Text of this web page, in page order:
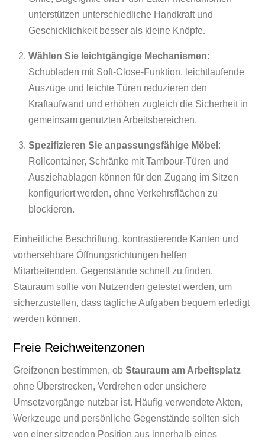
unterstützen unterschiedliche Handkraft und
Geschicklichkeit besser als kleine Knöpfe.
Wählen Sie leichtgängige Mechanismen:
Schubladen mit Soft-Close-Funktion, leichtlaufende
Auszüge und leichte Türen reduzieren den
Kraftaufwand und erhöhen zugleich die Sicherheit in
gemeinsam genutzten Arbeitsbereichen.
Spezifizieren Sie anpassungsfähige Möbel :
Rollcontainer, Schränke mit Tambour-Türen und
Ausziehablagen können für den Zugang im Sitzen
konfiguriert werden, ohne Verkehrsflächen zu
blockieren.
Einheitliche Beschriftung, kontrastierende Kanten und
vorhersehbare Öffnungsrichtungen helfen
Mitarbeitenden, Gegenstände schnell zu finden.
Stauraum sollte von Nutzenden getestet werden, um
sicherzustellen, dass tägliche Aufgaben bequem erledigt
werden können.
Freie Reichweitenzonen
Greifzonen bestimmen, obStauraum am Arbeitsplatz
ohne Überstrecken, Verdrehen oder unsichere
Umsetzvorgänge nutzbar ist. Häufig verwendete Akten,
Werkzeuge und persönliche Gegenstände sollten sich
von einer sitzenden Position aus innerhalb eines